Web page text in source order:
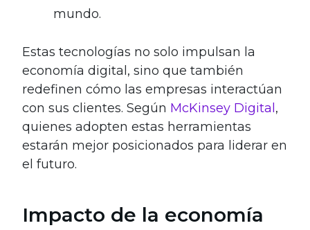
mundo.
Estas tecnologías no solo impulsan la
economía digital, sino que también
redefinen cómo las empresas interactúan
con sus clientes. Según McKinsey Digital ,
quienes adopten estas herramientas
estarán mejor posicionados para liderar en
el futuro.
Impacto de la economía